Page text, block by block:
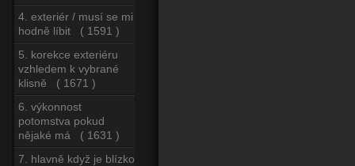
4. exteriér / musí se mi
hodně líbit ( 1591 )
5. korekce exteriéru
vzhledem k vybrané
klisně ( 1671 )
6. výkonnost
potomstva pokud
nějaké má ( 1631 )
7. hlavně když je blízko